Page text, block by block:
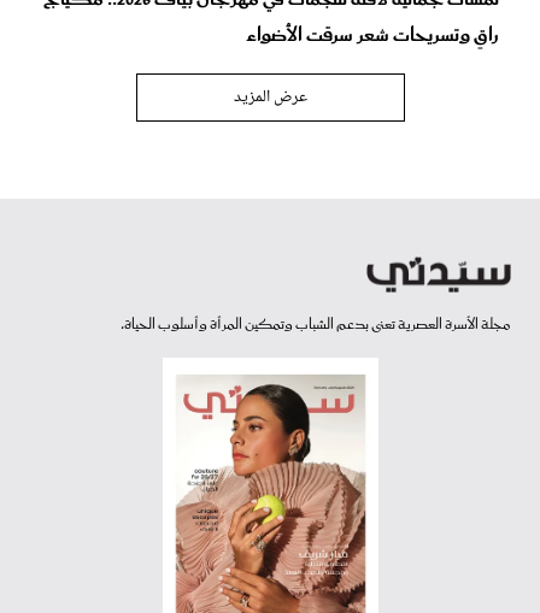
راقٍ وتسريحات شعر سرقت الأضواء
عرض المزيد
مجلة الأسرة العصرية تعنى بدعم الشباب وتمكين المرأة وأسلوب الحياة.